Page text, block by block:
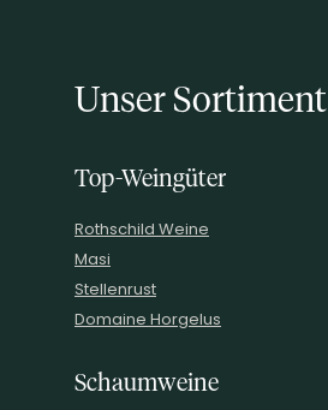
Unser Sortiment
Top-Weingüter
Rothschild Weine
Masi
Stellenrust
Domaine Horgelus
Schaumweine